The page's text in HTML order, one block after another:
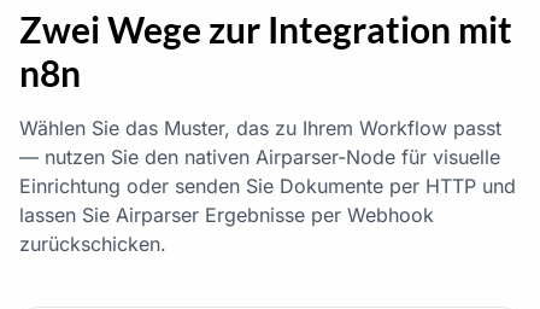
Zwei Wege zur Integration mit
n8n
Wählen Sie das Muster, das zu Ihrem Workflow passt
— nutzen Sie den nativen Airparser-Node für visuelle
Einrichtung oder senden Sie Dokumente per HTTP und
lassen Sie Airparser Ergebnisse per Webhook
zurückschicken.